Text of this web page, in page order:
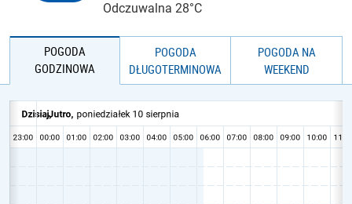
Odczuwalna 28°C
POGODA
GODZINOWA
POGODA
DŁUGOTERMINOWA
POGODA NA
WEEKEND